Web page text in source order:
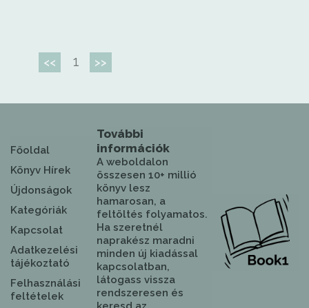
<< 1 >>
Főoldal
Könyv Hírek
Újdonságok
Kategóriák
Kapcsolat
Adatkezelési
tájékoztató
Felhasználási
feltételek
További
információk
A weboldalon
összesen 10+ millió
könyv lesz
hamarosan, a
feltöltés folyamatos.
Ha szeretnél
naprakész maradni
minden új kiadással
kapcsolatban,
látogass vissza
rendszeresen és